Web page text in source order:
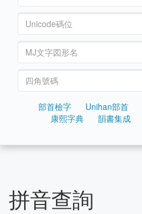
部首檢字 Unihan部首
康熙字典
韻書集成
拼音查詢